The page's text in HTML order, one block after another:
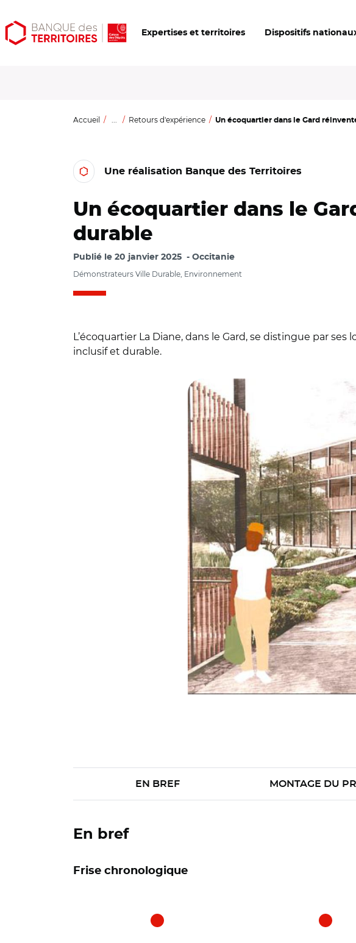
Aller
au
Aller
au
Ouvrir
les
Expertises et territoires Dispositifs
Accueil ... Retours d'expérience Un écoquartier dans le Gard
Une réalisation Banque des Territoires
Un écoquartier dans le
durable
Publié le 20 janvier 2025 Occitanie
Démonstrateurs Ville Durable, Environnement
L’écoquartier La Diane, dans le Gard, se distingue par
inclusif et durable.
EN BREF MONTAGE DU
En bref
Frise chronologique